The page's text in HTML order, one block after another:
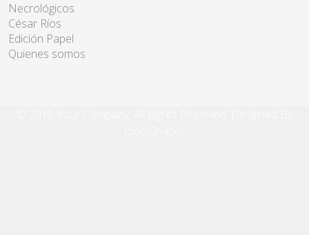
Necrológicos
César Ríos
Edición Papel
Quienes somos